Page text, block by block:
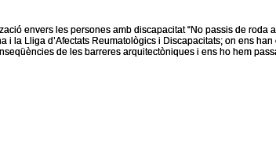
envers les persones amb discapacitat “No passis de roda
i la Lliga d’Afectats Reumatològics i Discapacitats; on ens
de les barreres arquitectòniques i ens ho hem